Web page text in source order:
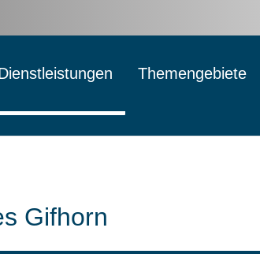
Themengebiete
Gifhorn